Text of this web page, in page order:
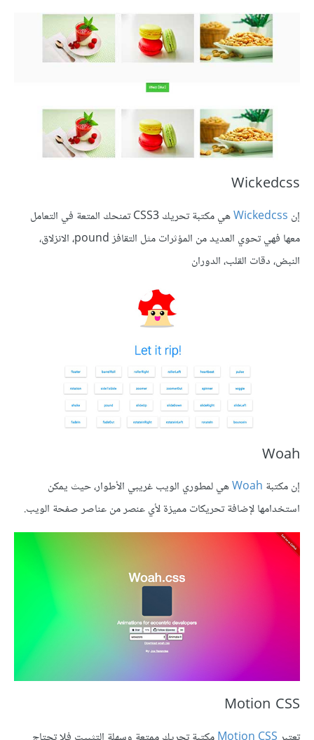
‎Wickedcss
إن Wickedcss
هي مكتبة تحريك CSS3 تمنحك المتعة في التعامل
معها فهي تحوي العديد من المؤثرات مثل التقافز pound، الانزلاق،
النبض، دقات القلب، الدوران
Woah
إن مكتبة Woahهي لمطوري الويب غريبي الأطوار، حيث يمكن
استخدامها لإضافة تحريكات مميزة لأي عنصر من عناصر صفحة الويب.
Motion CSS